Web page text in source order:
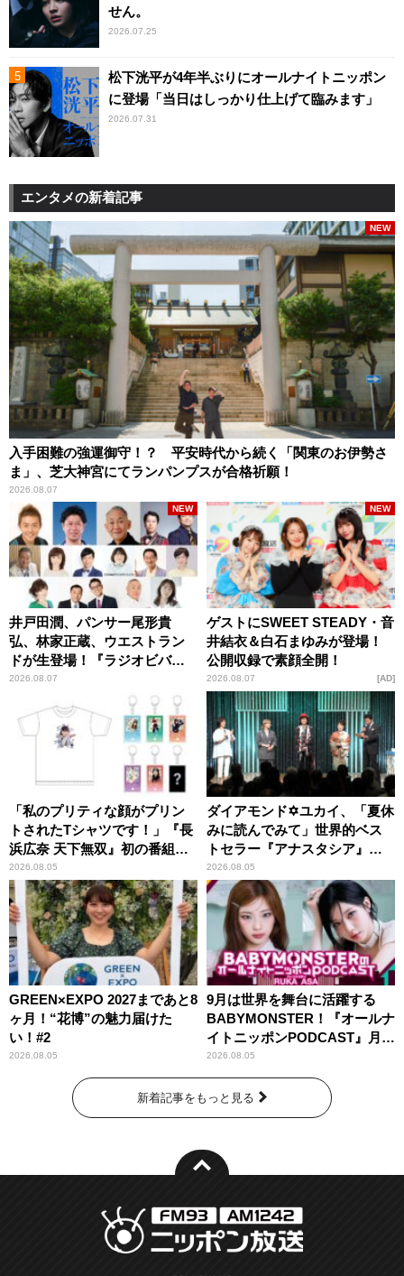
せん。
2026.07.25
松下洸平が4年半ぶりにオールナイトニッポン
に登場「当日はしっかり仕上げて臨みます」
2026.07.31
エンタメの新着記事
入手困難の強運御守！？ 平安時代から続く「関東のお伊勢さ
ま」、芝大神宮にてランパンプスが合格祈願！
2026.08.07
NEW
井戸田潤、パンサー尾形貴
弘、林家正蔵、ウエストラン
ドが生登場！『ラジオビバリ
ー昼ズ』
2026.08.07
NEW
ゲストにSWEET STEADY・音
井結衣＆白石まゆみが登場！
公開収録で素顔全開！
2026.08.07
NEW
AD
「私のプリティな顔がプリン
トされたTシャツです！」『長
浜広奈 天下無双』初の番組グ
ッズ発売
2026.08.05
ダイアモンド✡ユカイ、「夏休
みに読んでみて」世界的ベス
トセラー『アナスタシア』を
紹介
2026.08.05
GREEN×EXPO 2027まであと8
ヶ月！“花博”の魅力届けた
い！#2
2026.08.05
9月は世界を舞台に活躍する
BABYMONSTER！『オールナ
イトニッポンPODCAST』月替
わりパーソナリティ
2026.08.05
新着記事をもっと見る